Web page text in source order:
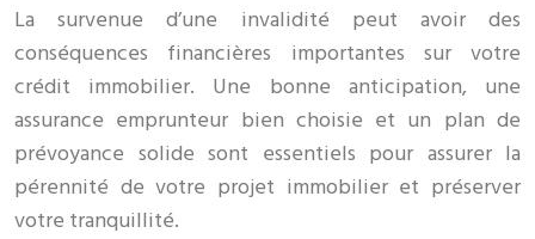
La survenue d’une invalidité peut avoir des
conséquences financières importantes sur votre
crédit immobilier. Une bonne anticipation, une
assurance emprunteur bien choisie et un plan de
prévoyance solide sont essentiels pour assurer la
pérennité de votre projet immobilier et préserver
votre tranquillité.